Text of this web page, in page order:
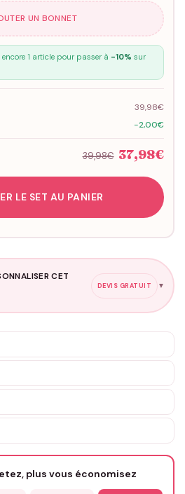
UN BONNET
encore 1 article pour passer à -10% sur
39,98€
-2,00€
39,98€ 37,98€
LE SET AU PANIER
CET
DEVIS GRATUIT ▼
mesure
de 3 à 10€ selon la demande
plus vous économisez